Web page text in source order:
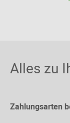
Alles zu
Zahlungsarten